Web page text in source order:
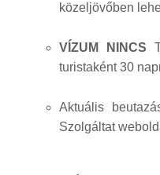
közeljövőben
VÍZUM NINCS
turistaként 30
Aktuális
Szolgáltat